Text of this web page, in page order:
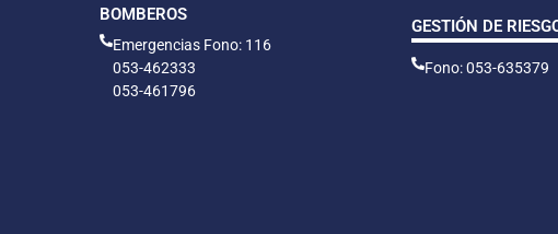
BOMBEROS
Emergencias Fono: 116
053-462333
053-461796
GESTIÓN DE
Fono: 053-635379